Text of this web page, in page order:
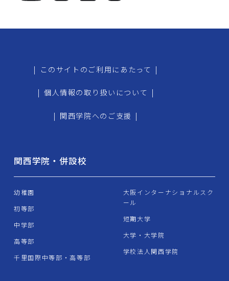
| このサイトのご利用にあたって |
| 個人情報の取り扱いについて |
| 関西学院へのご支援 |
関西学院・併設校
幼稚園
初等部
中学部
高等部
千里国際中等部・高等部
大阪インターナショナルスク
ール
短期大学
大学・大学院
学校法人関西学院